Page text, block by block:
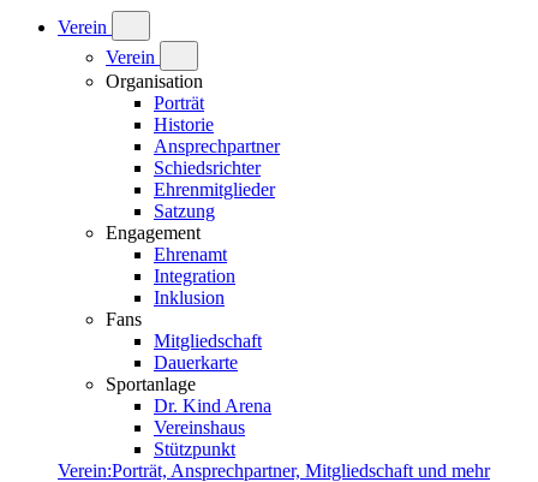
Verein
Verein
Organisation
Porträt
Historie
Ansprechpartner
Schiedsrichter
Ehrenmitglieder
Satzung
Engagement
Ehrenamt
Integration
Inklusion
Fans
Mitgliedschaft
Dauerkarte
Sportanlage
Dr. Kind Arena
Vereinshaus
Stützpunkt
Verein:Porträt, Ansprechpartner, Mitgliedschaft und mehr